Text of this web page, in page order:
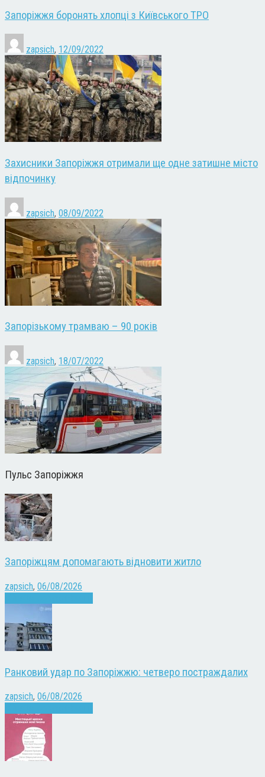
Запоріжжя боронять хлопці з Київського ТРО
zapsich, 12/09/2022
Захисники Запоріжжя отримали ще одне затишне місто
відпочинку
zapsich, 08/09/2022
Запорізькому трамваю – 90 років
zapsich, 18/07/2022
Пульс Запоріжжя
Запоріжцям допомагають відновити житло
zapsich, 06/08/2026
Ранковий удар по Запоріжжю: четверо постраждалих
zapsich, 06/08/2026